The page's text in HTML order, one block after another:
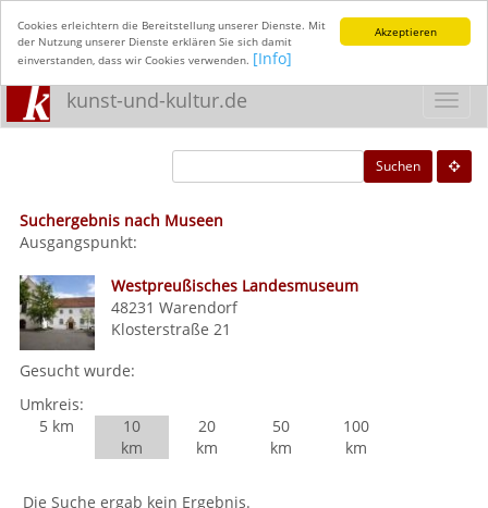
Akzeptieren
Cookies erleichtern die Bereitstellung unserer Dienste. Mit
der Nutzung unserer Dienste erklären Sie sich damit
einverstanden, dass wir Cookies verwenden. [Info]
kunst-und-kultur.de
Suchen
Suchergebnis nach Museen
Ausgangspunkt:
Westpreußisches Landesmuseum
48231 Warendorf
Klosterstraße 21
Gesucht wurde:
Umkreis:
5 km
10
km
20
km
50
km
100
km
Die Suche ergab kein Ergebnis.